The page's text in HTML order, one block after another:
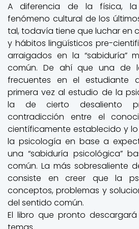
A diferencia de la física,
fenómeno cultural de los
tal, todavía tiene que luchar en
y hábitos lingüísticos pre-
arraigados en la “sabiduría”
común. De ahí que una de
frecuentes en el estudiante
primera vez al estudio de la
la de cierto desaliento
contradicción entre el
científicamente establecido y
la psicología en base a
una “sabiduría psicológica”
común. La más sobresaliente
consiste en creer que la
conceptos, problemas y
del sentido común.
El libro que pronto